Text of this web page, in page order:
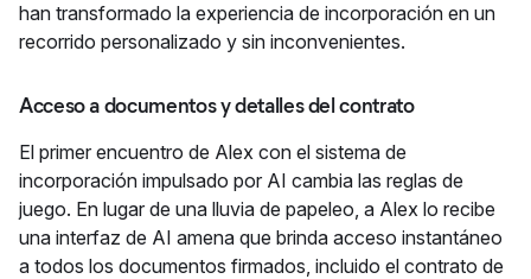
han transformado la experiencia de incorporación en un
recorrido personalizado y sin inconvenientes.
Acceso a documentos y detalles del contrato
El primer encuentro de Alex con el sistema de
incorporación impulsado por AI cambia las reglas de
juego. En lugar de una lluvia de papeleo, a Alex lo recibe
una interfaz de AI amena que brinda acceso instantáneo
a todos los documentos firmados, incluido el contrato de